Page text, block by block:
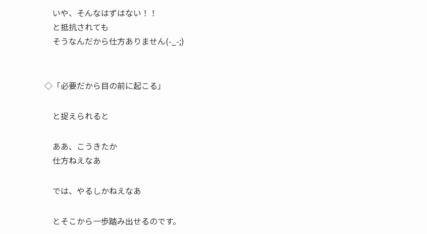
いや、そんなはずはない！！
と抵抗されても
そうなんだから仕方ありません(-_-;)
◇「必要だから目の前に起こる」
と捉えられると
ああ、こうきたか
仕方ねえなあ
では、やるしかねえなあ
とそこから一歩踏み出せるのです。